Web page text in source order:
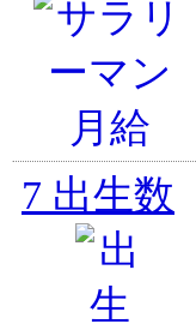
7 出生数